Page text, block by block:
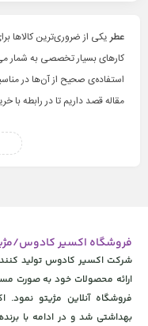
عطریکی از ضروری‌ترین کالا‌ها
کار‌های بسیار تخصصی به شمار
استفاده‌ی صحیح از آن‌ها در
مقاله قصد داریم تا در رابطه با
رایحه های مختلف انواع عطر
عطر دارای بوی شیرین
عطر دارای بوی ترش
عطر دارای بوی تند
عطر دارای بوی تلخ
فروشگاه اکسیر کادوس/
ارائه محصولات خود به صورت
فروشگاه آنلاین مژیتو نمود.
بهداشتی شد و در ادامه با